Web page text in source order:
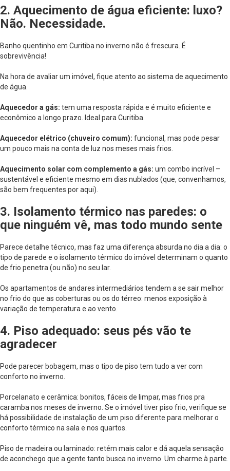
2. Aquecimento de água eficiente: luxo?
Não. Necessidade.
Banho quentinho em Curitiba no inverno não é frescura. É
sobrevivência!
Na hora de avaliar um imóvel, fique atento ao sistema de aquecimento
de água.
Aquecedor a gás: tem uma resposta rápida e é muito eficiente e
econômico a longo prazo. Ideal para Curitiba.
Aquecedor elétrico (chuveiro comum): funcional, mas pode pesar
um pouco mais na conta de luz nos meses mais frios.
Aquecimento solar com complemento a gás: um combo incrível –
sustentável e eficiente mesmo em dias nublados (que, convenhamos,
são bem frequentes por aqui).
3. Isolamento térmico nas paredes: o
que ninguém vê, mas todo mundo sente
Parece detalhe técnico, mas faz uma diferença absurda no dia a dia: o
tipo de parede e o isolamento térmico do imóvel determinam o quanto
de frio penetra (ou não) no seu lar.
Os apartamentos de andares intermediários tendem a se sair melhor
no frio do que as coberturas ou os do térreo: menos exposição à
variação de temperatura e ao vento.
4. Piso adequado: seus pés vão te
agradecer
Pode parecer bobagem, mas o tipo de piso tem tudo a ver com
conforto no inverno.
Porcelanato e cerâmica: bonitos, fáceis de limpar, mas frios pra
caramba nos meses de inverno. Se o imóvel tiver piso frio, verifique se
há possibilidade de instalação de um piso diferente para melhorar o
conforto térmico na sala e nos quartos.
Piso de madeira ou laminado: retém mais calor e dá aquela sensação
de aconchego que a gente tanto busca no inverno. Um charme à parte.